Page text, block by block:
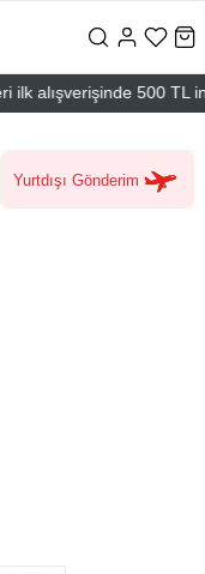
alışverişinde 500 TL
Yurtdışı Gönderim